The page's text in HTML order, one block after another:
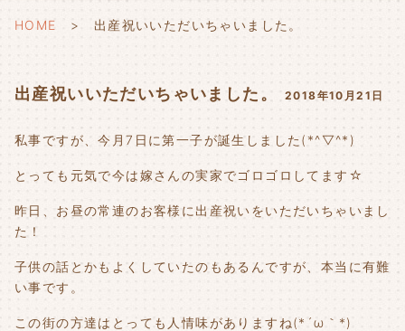
HOME 出産祝いいただいちゃいました。
出産祝いいただいちゃいました。 2018年10月21日
私事ですが、今月7日に第一子が誕生しました(*^▽^*)
とっても元気で今は嫁さんの実家でゴロゴロしてます☆
昨日、お昼の常連のお客様に出産祝いをいただいちゃいまし
た！
子供の話とかもよくしていたのもあるんですが、本当に有難
い事です。
この街の方達はとっても人情味がありますね(*´ω｀*)